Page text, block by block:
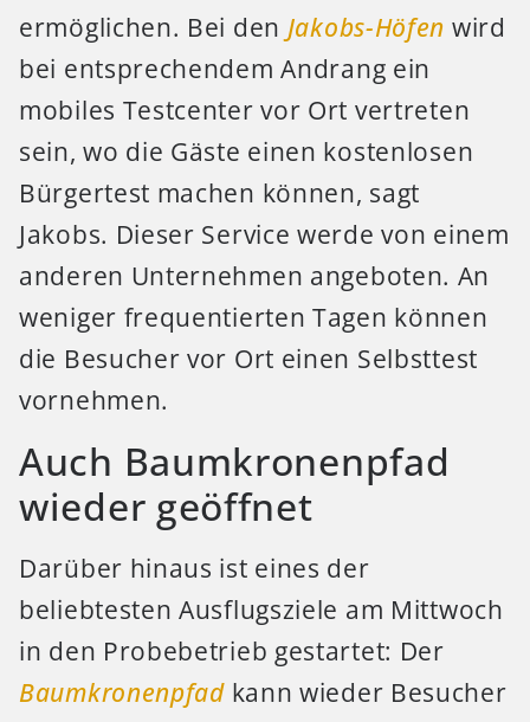
ermöglichen. Bei den Jakobs-Höfen wird
bei entsprechendem Andrang ein
mobiles Testcenter vor Ort vertreten
sein, wo die Gäste einen kostenlosen
Bürgertest machen können, sagt
Jakobs. Dieser Service werde von einem
anderen Unternehmen angeboten. An
weniger frequentierten Tagen können
die Besucher vor Ort einen Selbsttest
vornehmen.
Auch Baumkronenpfad
wieder geöffnet
Darüber hinaus ist eines der
beliebtesten Ausflugsziele am Mittwoch
in den Probebetrieb gestartet: Der
Baumkronenpfadkann wieder Besucher